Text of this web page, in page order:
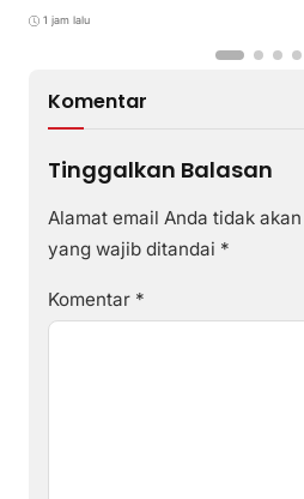
1 jam lalu
Komentar
Tinggalkan Balasan
Alamat email Anda tidak
yang wajib ditandai *
Komentar *